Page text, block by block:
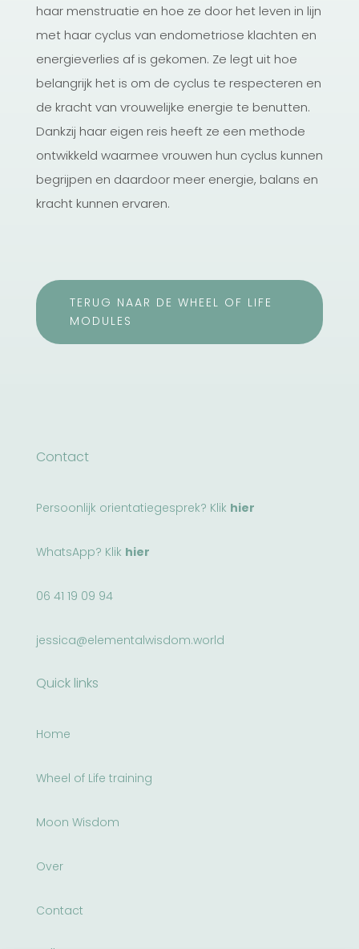
haar menstruatie en hoe ze door het leven in lijn
met haar cyclus van endometriose klachten en
energieverlies af is gekomen. Ze legt uit hoe
belangrijk het is om de cyclus te respecteren en
de kracht van vrouwelijke energie te benutten.
Dankzij haar eigen reis heeft ze een methode
ontwikkeld waarmee vrouwen hun cyclus kunnen
begrijpen en daardoor meer energie, balans en
kracht kunnen ervaren.
TERUG NAAR DE WHEEL OF LIFE
MODULES
Contact
Persoonlijk orientatiegesprek? Klik hier
WhatsApp? Klik hier
06 41 19 09 94
jessica@elementalwisdom.world
Quick links
Home
Wheel of Life training
Moon Wisdom
Over
Contact